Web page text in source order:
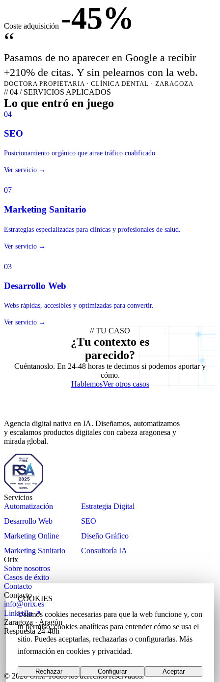
Coste adquisición -45%
“
Pasamos de no aparecer en Google a recibir
+210% de citas. Y sin pelearnos con la web.
DOCTORA PROPIETARIA · CLÍNICA DENTAL · ZARAGOZA
// 04 / SERVICIOS APLICADOS
Lo que entró en juego
04
SEO
Posicionamiento orgánico que atrae tráfico cualificado.
Ver servicio →
07
Marketing Sanitario
Estrategias especializadas para clínicas y profesionales de salud.
Ver servicio →
03
Desarrollo Web
Webs rápidas, accesibles y optimizadas para convertir.
Ver servicio →
// TU CASO
¿Tu contexto es
parecido?
Cuéntanoslo. En 24-48 horas te decimos si podemos aportar y
cómo.
HablemosVer otros casos
Agencia digital nativa en IA. Diseñamos, automatizamos
y escalamos productos digitales con cabeza aragonesa y
mirada global.
Servicios
Automatización
Estrategia Digital
Desarrollo Web
SEO
Marketing Online
Diseño Gráfico
Marketing Sanitario
Consultoría IA
Orix
Sobre nosotros
Casos de éxito
Contacto
Contacto
info@orix.es
LinkedIn ↗
Zaragoza · Aragón
Respuesta 24-48h
© 2026 Orix. Todos los derechos reservados.
COOKIES
Usamos cookies necesarias para que la web funcione y, con
tu permiso, cookies analíticas para entender cómo se usa el
sitio. Puedes aceptarlas, rechazarlas o configurarlas. Más
información en cookies y privacidad.
Rechazar Configurar Aceptar